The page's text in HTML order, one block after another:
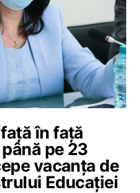
în față
pe 23
vacanța de
Educației